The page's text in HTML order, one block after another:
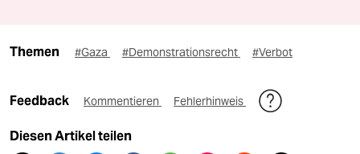
Themen #Gaza #Demonstrationsrecht #Verbot
Feedback Kommentieren Fehlerhinweis
Diesen Artikel teilen